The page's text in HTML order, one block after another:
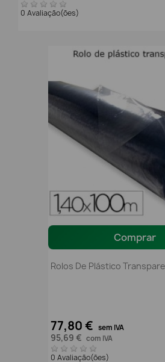
0 Avaliação(ões)
Comprar
Rolos De Plástico
77,80 € sem IVA
95,69 € com IVA
0 Avaliação(ões)